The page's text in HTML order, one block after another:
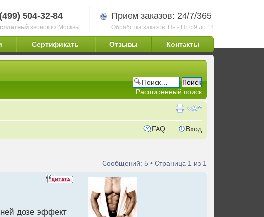
504-32-84
звонок из Москвы
Прием заказов: 24/7/365
Обработка заказов: Пн - Пт с 9 до 18
Сертификаты Отзывы Контакты
Расширенный поиск
FAQ Вход
Сообщений: 5 • Страница 1 из 1
дозе эффект